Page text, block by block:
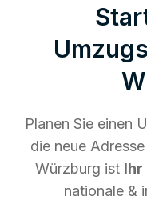
Planen Sie einen
die neue
Würzburg ist Ihr
nationale &